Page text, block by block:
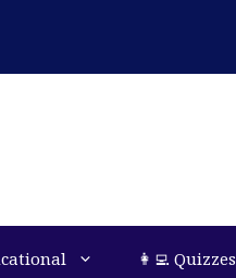
👩‍💻 Quizzes